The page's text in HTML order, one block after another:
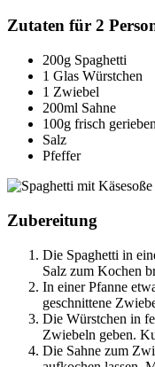
Zutaten für 2
200g Spaghetti
1 Glas Würstchen
1 Zwiebel
200ml Sahne
100g frisch
Salz
Pfeffer
Zubereitung
Die Spaghetti in
Salz zum Kochen
In einer Pfanne
geschnittene
Die Würstchen in
Zwiebeln geben.
Die Sahne zum